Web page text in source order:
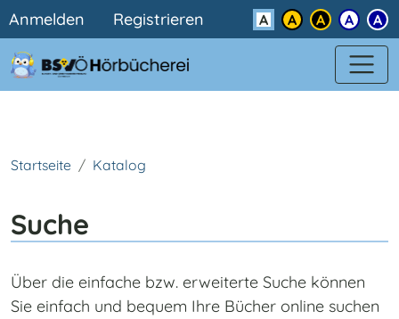
Direkt zum Inhalt
Benutzermenü
Anmelden Registrieren Kontrast
Startseite Katalog
Suche
Über die einfache bzw. erweiterte Suche können
Sie einfach und bequem Ihre Bücher online suchen